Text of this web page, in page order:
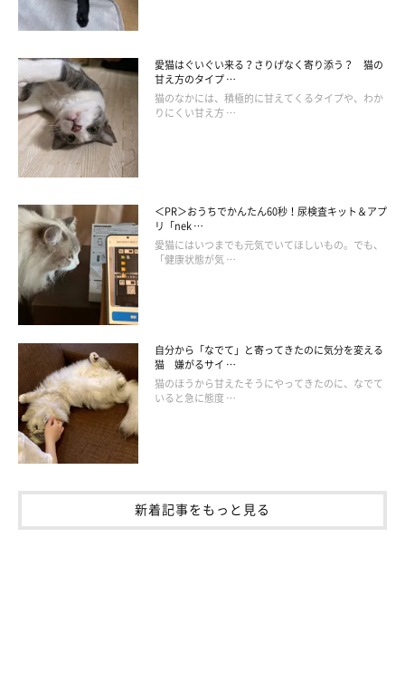
愛猫はぐいぐい来る？さりげなく寄り添う？ 猫の
甘え方のタイプ …
猫のなかには、積極的に甘えてくるタイプや、わか
りにくい甘え方 …
＜PR＞おうちでかんたん60秒！尿検査キット＆アプ
リ「nek …
愛猫にはいつまでも元気でいてほしいもの。でも、
「健康状態が気 …
自分から「なでて」と寄ってきたのに気分を変える
猫 嫌がるサイ …
猫のほうから甘えたそうにやってきたのに、なでて
いると急に態度 …
新着記事をもっと見る